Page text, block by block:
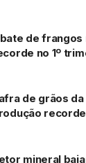
de frangos
no 1º
de grãos da
mineral